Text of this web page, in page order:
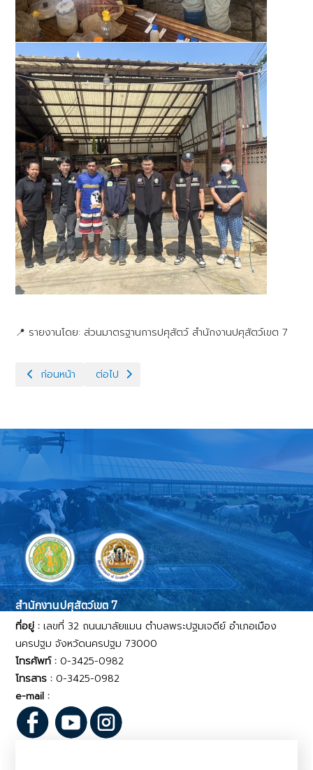
​📍 รายงานโดย: ส่วนมาตรฐานการปศุสัตว์ สำนักงานปศุสัตว์เขต 7
เนื้อหาก่อนหน้า: ปศุสัตว์เขต 7 ตรวจสอบปริมาณน้ำนมโคที่สมัครเข้าร่
ก่อนหน้า เนื้อหาถัดไป: ปศุสัตว์เขต 7 ลุยตรวจตลาดเมืองเพช
ต่อไป
สำนักงานปศุสัตว์เขต 7
ที่อยู่ :เลขที่ 32 ถนนมาลัยแมน ตำบลพระปฐมเจดีย์ อำเภอเมือง
นครปฐม จังหวัดนครปฐม 73000
โทรศัพท์ : 0-3425-0982
โทรสาร : 0-3425-0982
e-mail :